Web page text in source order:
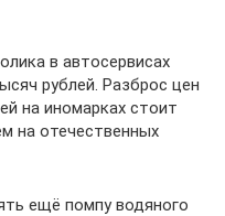
в автосервисах
рублей. Разброс цен
на иномарках стоит
на отечественных
ещё помпу водяного